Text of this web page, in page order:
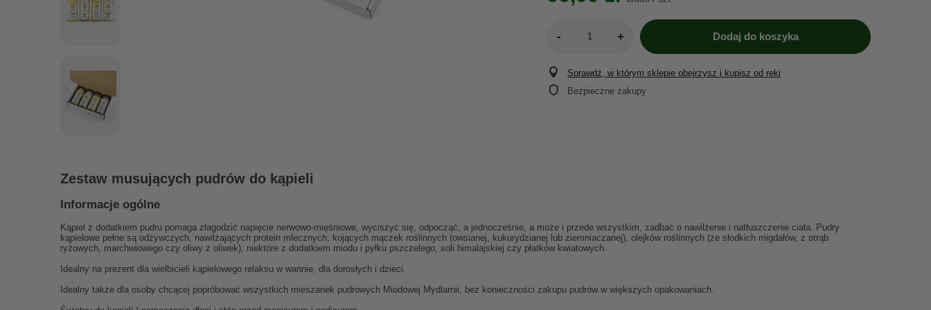
- + Dodaj do koszyka
Sprawdź, w którym sklepie obejrzysz i kupisz od ręki
Bezpieczne zakupy
Zestaw musujących pudrów do kąpieli
Informacje ogólne
Kąpiel z dodatkiem pudru pomaga złagodzić napięcie nerwowo-mięśniowe, wyciszyć się, odpocząć, a jednocześnie, a może i przede wszystkim, zadbać o nawilżenie i natłuszczenie ciała. Pudry
kąpielowe pełne są odżywczych, nawilżających protein mlecznych, kojących mączek roślinnych (owsianej, kukurydzianej lub ziemniaczanej), olejków roślinnych (ze słodkich migdałów, z otrąb
ryżowych, marchwiowego czy oliwy z oliwek), niektóre z dodatkiem miodu i pyłku pszczelego, soli himalajskiej czy płatków kwiatowych.
Idealny na prezent dla wielbicieli kąpielowego relaksu w wannie, dla dorosłych i dzieci.
Idealny także dla osoby chcącej popróbować wszystkich mieszanek pudrowych Miodowej Mydlarnii, bez konieczności zakupu pudrów w większych opakowaniach.